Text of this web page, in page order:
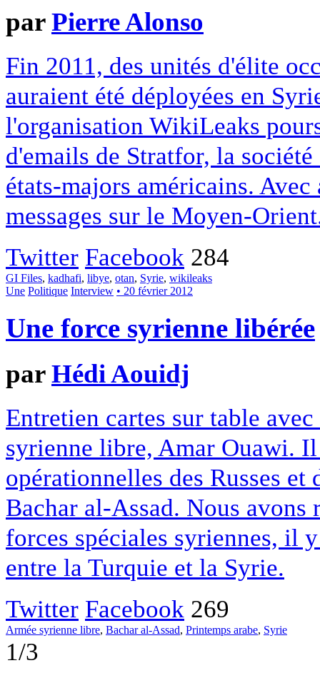
parPierre Alonso
Fin 2011, des unités d'élite
auraient été déployées en
l'organisation WikiLeaks
d'emails de Stratfor, la
états-majors américains.
messages sur le Moyen-
Twitter Facebook 284
GI Files, kadhafi, libye, otan, Syrie, wikileaks
Une Politique Interview • 20 février 2012
Une force syrienne libérée
parHédi Aouidj
Entretien cartes sur table
syrienne libre, Amar Ouawi.
opérationnelles des Russes
Bachar al-Assad. Nous avons
forces spéciales syriennes, il
entre la Turquie et la Syrie.
Twitter Facebook 269
Armée syrienne libre, Bachar al-Assad, Printemps arabe, Syrie
1/3